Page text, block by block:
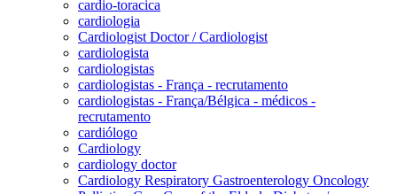
cardio-toracica
cardiologia
Cardiologist Doctor / Cardiologist
cardiologista
cardiologistas
cardiologistas - França - recrutamento
cardiologistas - França/Bélgica - médicos -
recrutamento
cardiólogo
Cardiology
cardiology doctor
Cardiology Respiratory Gastroenterology Oncology